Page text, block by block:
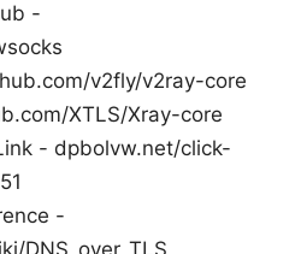
-
v2fly/v2ray-core
XTLS/Xray-core
- dpbolvw.net/click-
-